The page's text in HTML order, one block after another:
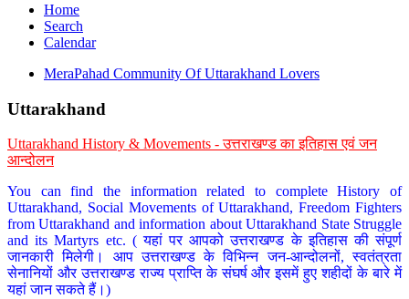
Home
Search
Calendar
MeraPahad Community Of Uttarakhand Lovers
Uttarakhand
Uttarakhand History & Movements - उत्तराखण्ड का इतिहास एवं जन
आन्दोलन
You can find the information related to complete History of
Uttarakhand, Social Movements of Uttarakhand, Freedom Fighters
from Uttarakhand and information about Uttarakhand State Struggle
and its Martyrs etc. ( यहां पर आपको उत्तराखण्ड के इतिहास की संपूर्ण
जानकारी मिलेगी। आप उत्तराखण्ड के विभिन्न जन-आन्दोलनों, स्वतंत्रता
सेनानियों और उत्तराखण्ड राज्य प्राप्ति के संघर्ष और इसमें हुए शहीदों के बारे में
यहां जान सकते हैं।)